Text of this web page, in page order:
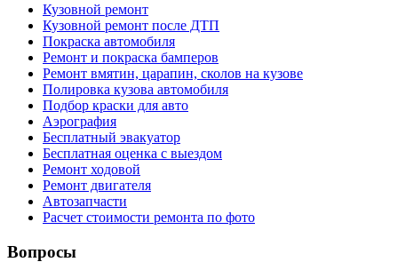
Кузовной ремонт
Кузовной ремонт после ДТП
Покраска автомобиля
Ремонт и покраска бамперов
Ремонт вмятин, царапин, сколов на кузове
Полировка кузова автомобиля
Подбор краски для авто
Аэрография
Бесплатный эвакуатор
Бесплатная оценка с выездом
Ремонт ходовой
Ремонт двигателя
Автозапчасти
Расчет стоимости ремонта по фото
Вопросы